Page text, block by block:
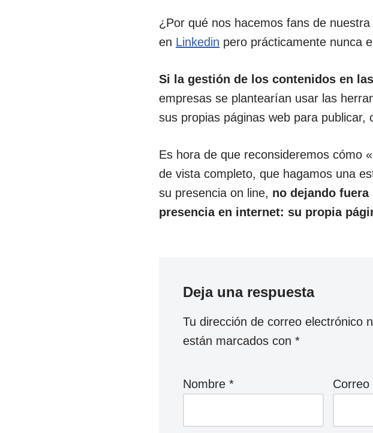
¿Por qué nos hacemos fans de
en Linkedin pero prácticamente nunca
Si la gestión de los contenidos en
empresas se plantearían usar las
sus propias páginas web para
Es hora de que reconsideremos cómo
de vista completo, que hagamos una
su presencia on line, no dejando
presencia en internet: su propia
Deja una respuesta
Tu dirección de correo electrónico
están marcados con*
Nombre* Correo